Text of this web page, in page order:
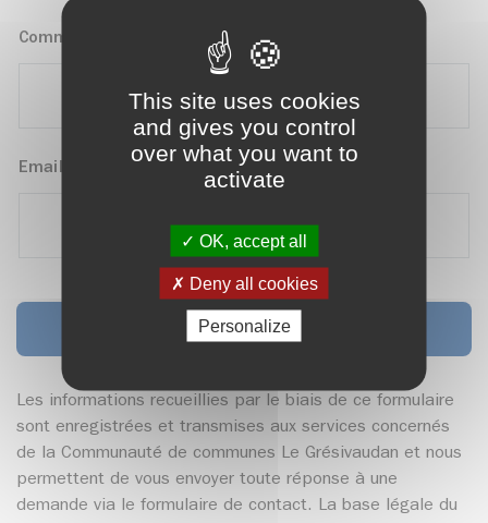
This site uses cookies
and gives you control
over what you want to
activate
OK, accept all
Deny all cookies
Personalize
Commune
Email
Envoyez
Les informations recueillies par le biais de ce formulaire
sont enregistrées et transmises aux services concernés
de la Communauté de communes Le Grésivaudan et nous
permettent de vous envoyer toute réponse à une
demande via le formulaire de contact. La base légale du